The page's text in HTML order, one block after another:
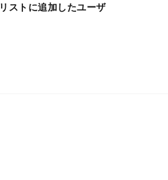
リストに追加したユーザ